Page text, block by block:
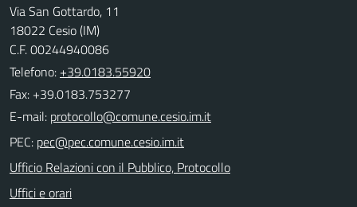
Via San Gottardo, 11
18022 Cesio (IM)
C.F. 00244940086
Telefono: +39.0183.55920
Fax: +39.0183.753277
E-mail:
PEC:
Ufficio Relazioni con il Pubblico, Protocollo
Uffici e orari